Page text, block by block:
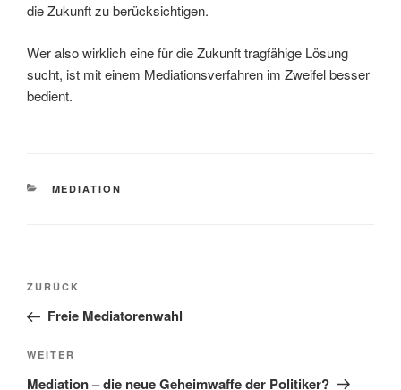
die Zukunft zu berücksichtigen.
Wer also wirklich eine für die Zukunft tragfähige Lösung
sucht, ist mit einem Mediationsverfahren im Zweifel besser
bedient.
KATEGORIEN
MEDIATION
Beitragsnavigation
Vorheriger
Beitrag
ZURÜCK
Freie Mediatorenwahl
Nächster
Beitrag
WEITER
Mediation – die neue Geheimwaffe der Politiker?